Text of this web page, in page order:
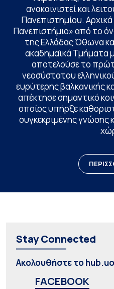
ανακαινιστεί και
Πανεπιστημίου.
Πανεπιστήμιο» από το
της Ελλάδας Όθωνα
ακαδημαϊκά Τμήματα
αποτελούσε το
νεοσύστατου
ευρύτερης βαλκανικής
απέκτησε σημαντικό
οποίος υπήρξε
συγκεκριμένης γνώσης
Stay Connected
Ακολουθήστε το
FACEBOOK